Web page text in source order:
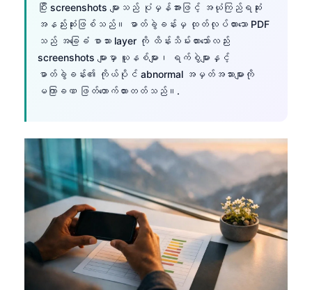
ပြီး screenshots များသည် ပုံမှန်အားဖြင့် အယုံကြည်ရဆုံး
အနည်းဆုံးဖြစ်သည်။ ဓာတ်ခွဲခန်းမှ ထုတ်လုပ်ထားသော PDF
သည် အခြေခံ စာသား layer ကို ထိန်းသိမ်းထားသော်လည်း
screenshots များမှာ ယူနစ်များ၊ ရက်စွဲများနှင့်
ဓာတ်ခွဲခန်း၏ ကိုယ်ပိုင် abnormal အမှတ်အသားများကို
မကြာခဏ ဖြတ်တောက်ထားတတ်သည်။.
Latviešu valoda
Македонски јазик
Euskara
Gàidhlig
Occitan
العربية المغربية
ພາສາລາວ
Basa Jawa
Cebuano
ئۇيغۇرچە